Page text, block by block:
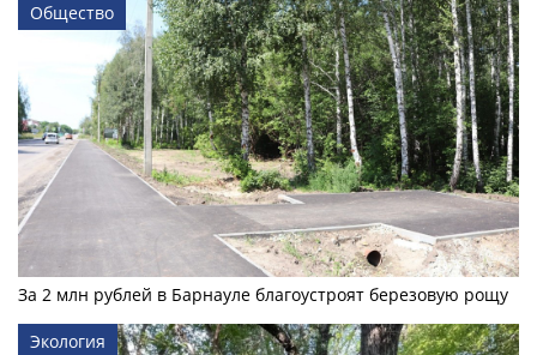
Общество
За 2 млн рублей в Барнауле благоустроят березовую рощу
Экология